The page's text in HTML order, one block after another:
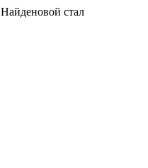
стал